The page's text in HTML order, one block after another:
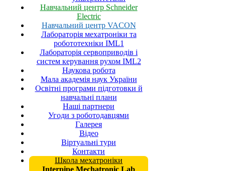
Навчальний центр Schneider
Electric
Навчальний центр VACON
Лабораторія мехатроніки та
робототехніки IML1
Лабораторія сервоприводів і
систем керування рухом IML2
Наукова робота
Мала академія наук України
Освітні програми підготовки й
навчальні плани
Наші партнери
Угоди з роботодавцями
Галерея
Відео
Віртуальні тури
Контакти
Школа мехатроніки